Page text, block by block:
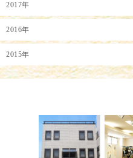
2017年
2016年
2015年